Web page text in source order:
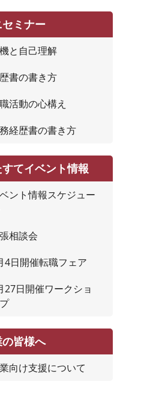
セミナー
と自己理解
書の書き方
活動の心構え
経歴書の書き方
てイベント情報
ント情報スケジュー
相談会
4日開催転職フェア
27日開催ワークショ
皆様へ
向け支援について